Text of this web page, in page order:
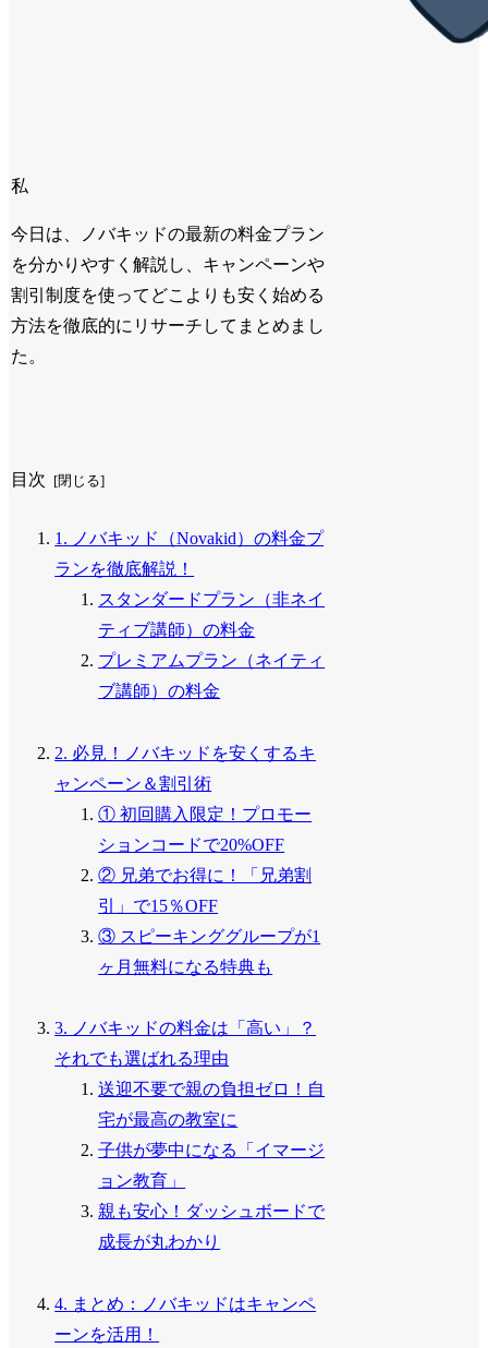
私
今日は、ノバキッドの最新の料金プラン
を分かりやすく解説し、 キャンペーンや
割引制度を使ってどこよりも安く始める
方法を徹底的にリサーチしてまとめまし
た。
目次
1. ノバキッド（Novakid）の料金プ
ランを徹底解説！
スタンダードプラン（非ネイ
ティブ講師）の料金
プレミアムプラン（ネイティ
ブ講師）の料金
2. 必見！ノバキッドを安くするキ
ャンペーン＆割引術
① 初回購入限定！プロモー
ションコードで20%OFF
② 兄弟でお得に！「兄弟割
引」で15％OFF
③ スピーキンググループが1
ヶ月無料になる特典も
3. ノバキッドの料金は「高い」？
それでも選ばれる理由
送迎不要で親の負担ゼロ！自
宅が最高の教室に
子供が夢中になる「イマージ
ョン教育」
親も安心！ダッシュボードで
成長が丸わかり
4. まとめ：ノバキッドはキャンペ
ーンを活用！